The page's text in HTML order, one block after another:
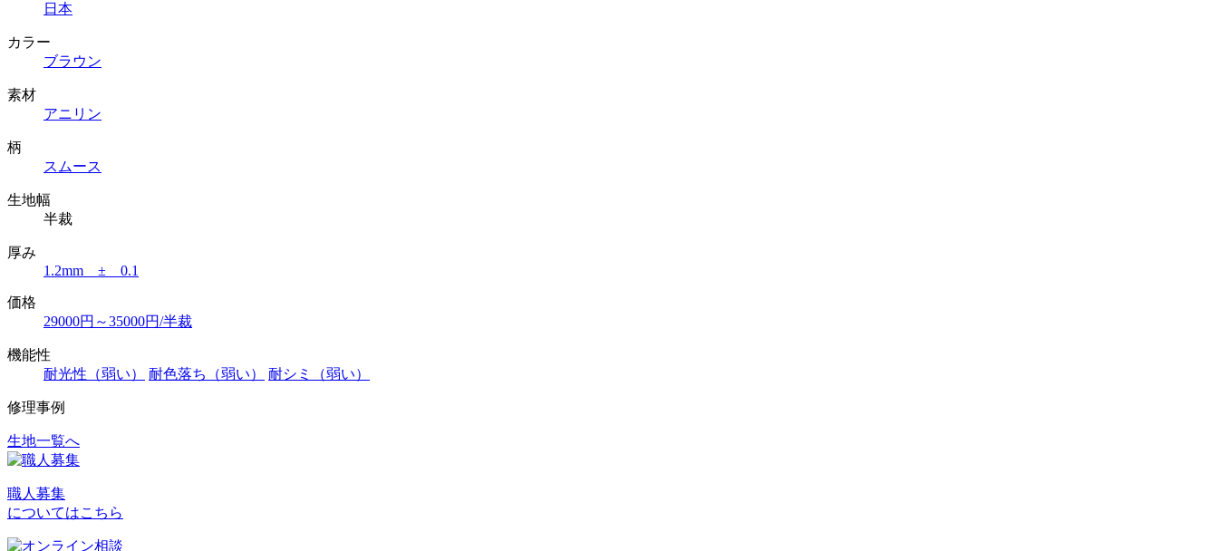
日本
カラー
ブラウン
素材
アニリン
柄
スムース
生地幅
半裁
厚み
1.2mm ± 0.1
価格
29000円～35000円/半裁
機能性
耐光性（弱い）
耐色落ち（弱い） 耐シミ（弱い）
修理事例
投
ナ
ビ
生地一覧へ
職人募集
についてはこちら